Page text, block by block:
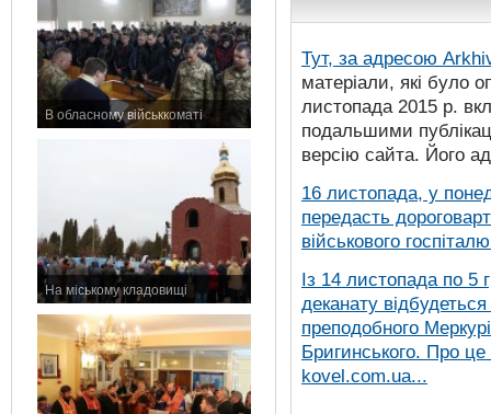
В обласному військкоматі
На міському кладовищі
Тут, за адресою
матеріали, які було
листопада 2015 р.
подальшими
версію сайта. Його
16 листопада, у
передасть
військового
Із 14 листопада по 5
деканату
преподобного
Бригинського. Про
kovel.com.ua...